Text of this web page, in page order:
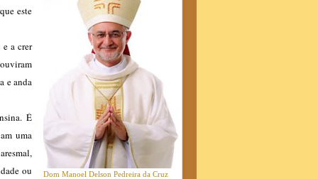
este
e a crer
e anda
É
uma
ou
Dom Manoel Delson Pedreira da Cruz